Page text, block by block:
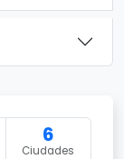
6
Ciudades